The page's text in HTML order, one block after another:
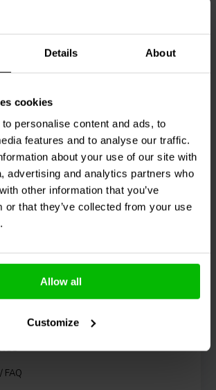
Details About
cookies
personalise content and ads, to
features and to analyse our traffic.
about your use of our site with
advertising and analytics partners who
other information that you’ve
or that they’ve collected from your use
Allow all
Customize
FAQ
klant een bestelling plaatsen tegen
producten retourneren?
retourneren van mijn bestelling?
termijn kan ik mijn order retourneren?
defect, wat nu?